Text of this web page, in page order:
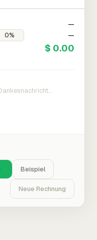
—
—
$ 0.00
Beispiel
Neue Rechnung